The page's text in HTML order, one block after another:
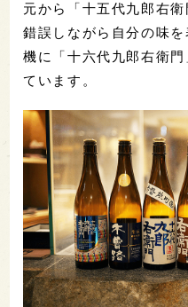
元から「十五代九郎右
錯誤しながら自分の味
機に「十六代九郎右衛
ています。